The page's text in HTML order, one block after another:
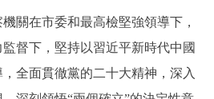
法人服務 部門服務
利企服務 投資項目
在市委和最高檢堅強領導下，
督下，堅持以習近平新時代中國
全面貫徹黨的二十大精神，深入